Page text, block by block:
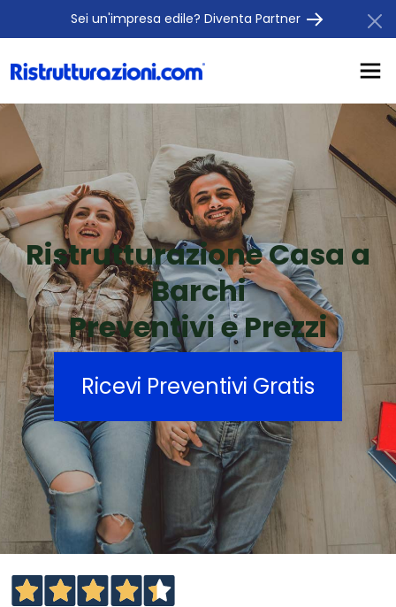
Sei un'impresa edile? Diventa Partner
Ristrutturazione Casa a
Barchi
Preventivi e Prezzi
Ricevi Preventivi Gratis